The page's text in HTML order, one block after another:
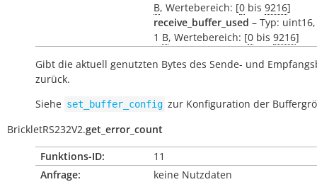
B, Wertebereich: [0 bis 9216]
receive_buffer_used – Typ:
1 B, Wertebereich: [0 bis 9216]
Gibt die aktuell genutzten Bytes des Sende- und
zurück.
Siehe set_buffer_config zur Konfiguration der
BrickletRS232V2.get_error_count
Funktions-ID:
11
Anfrage:
keine Nutzdaten